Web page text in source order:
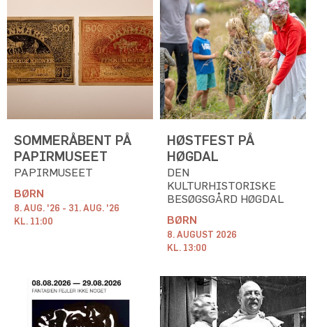
SOMMERÅBENT PÅ
PAPIRMUSEET
PAPIRMUSEET
BØRN
8. AUG. '26 - 31. AUG. '26
KL. 11:00
HØSTFEST PÅ
HØGDAL
DEN
KULTURHISTORISKE
BESØGSGÅRD HØGDAL
BØRN
8. AUGUST 2026
KL. 13:00